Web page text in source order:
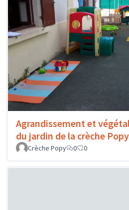
Agrandissement et
du jardin de la crèche Popy
Crèche Popy
0 0